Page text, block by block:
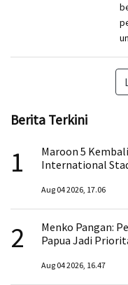
Berita Terkini
1
Maroon 5
International
Aug 04 2026, 17.06
2
Menko Pangan:
Papua Jadi
Aug 04 2026, 16.47